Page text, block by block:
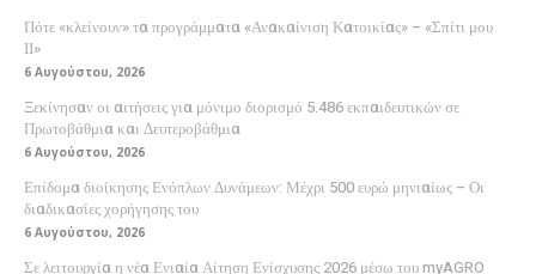
Πότε «κλείνουν» τα προγράμματα «Ανακαίνιση Κατοικίας» – «Σπίτι μου
ΙΙ»
6 Αυγούστου, 2026
Ξεκίνησαν οι αιτήσεις για μόνιμο διορισμό 5.486 εκπαιδευτικών σε
Πρωτοβάθμια και Δευτεροβάθμια
6 Αυγούστου, 2026
Επίδομα διοίκησης Ενόπλων Δυνάμεων: Μέχρι 500 ευρώ μηνιαίως – Οι
διαδικασίες χορήγησης του
6 Αυγούστου, 2026
Σε λειτουργία η νέα Ενιαία Αίτηση Ενίσχυσης 2026 μέσω του myAGRO